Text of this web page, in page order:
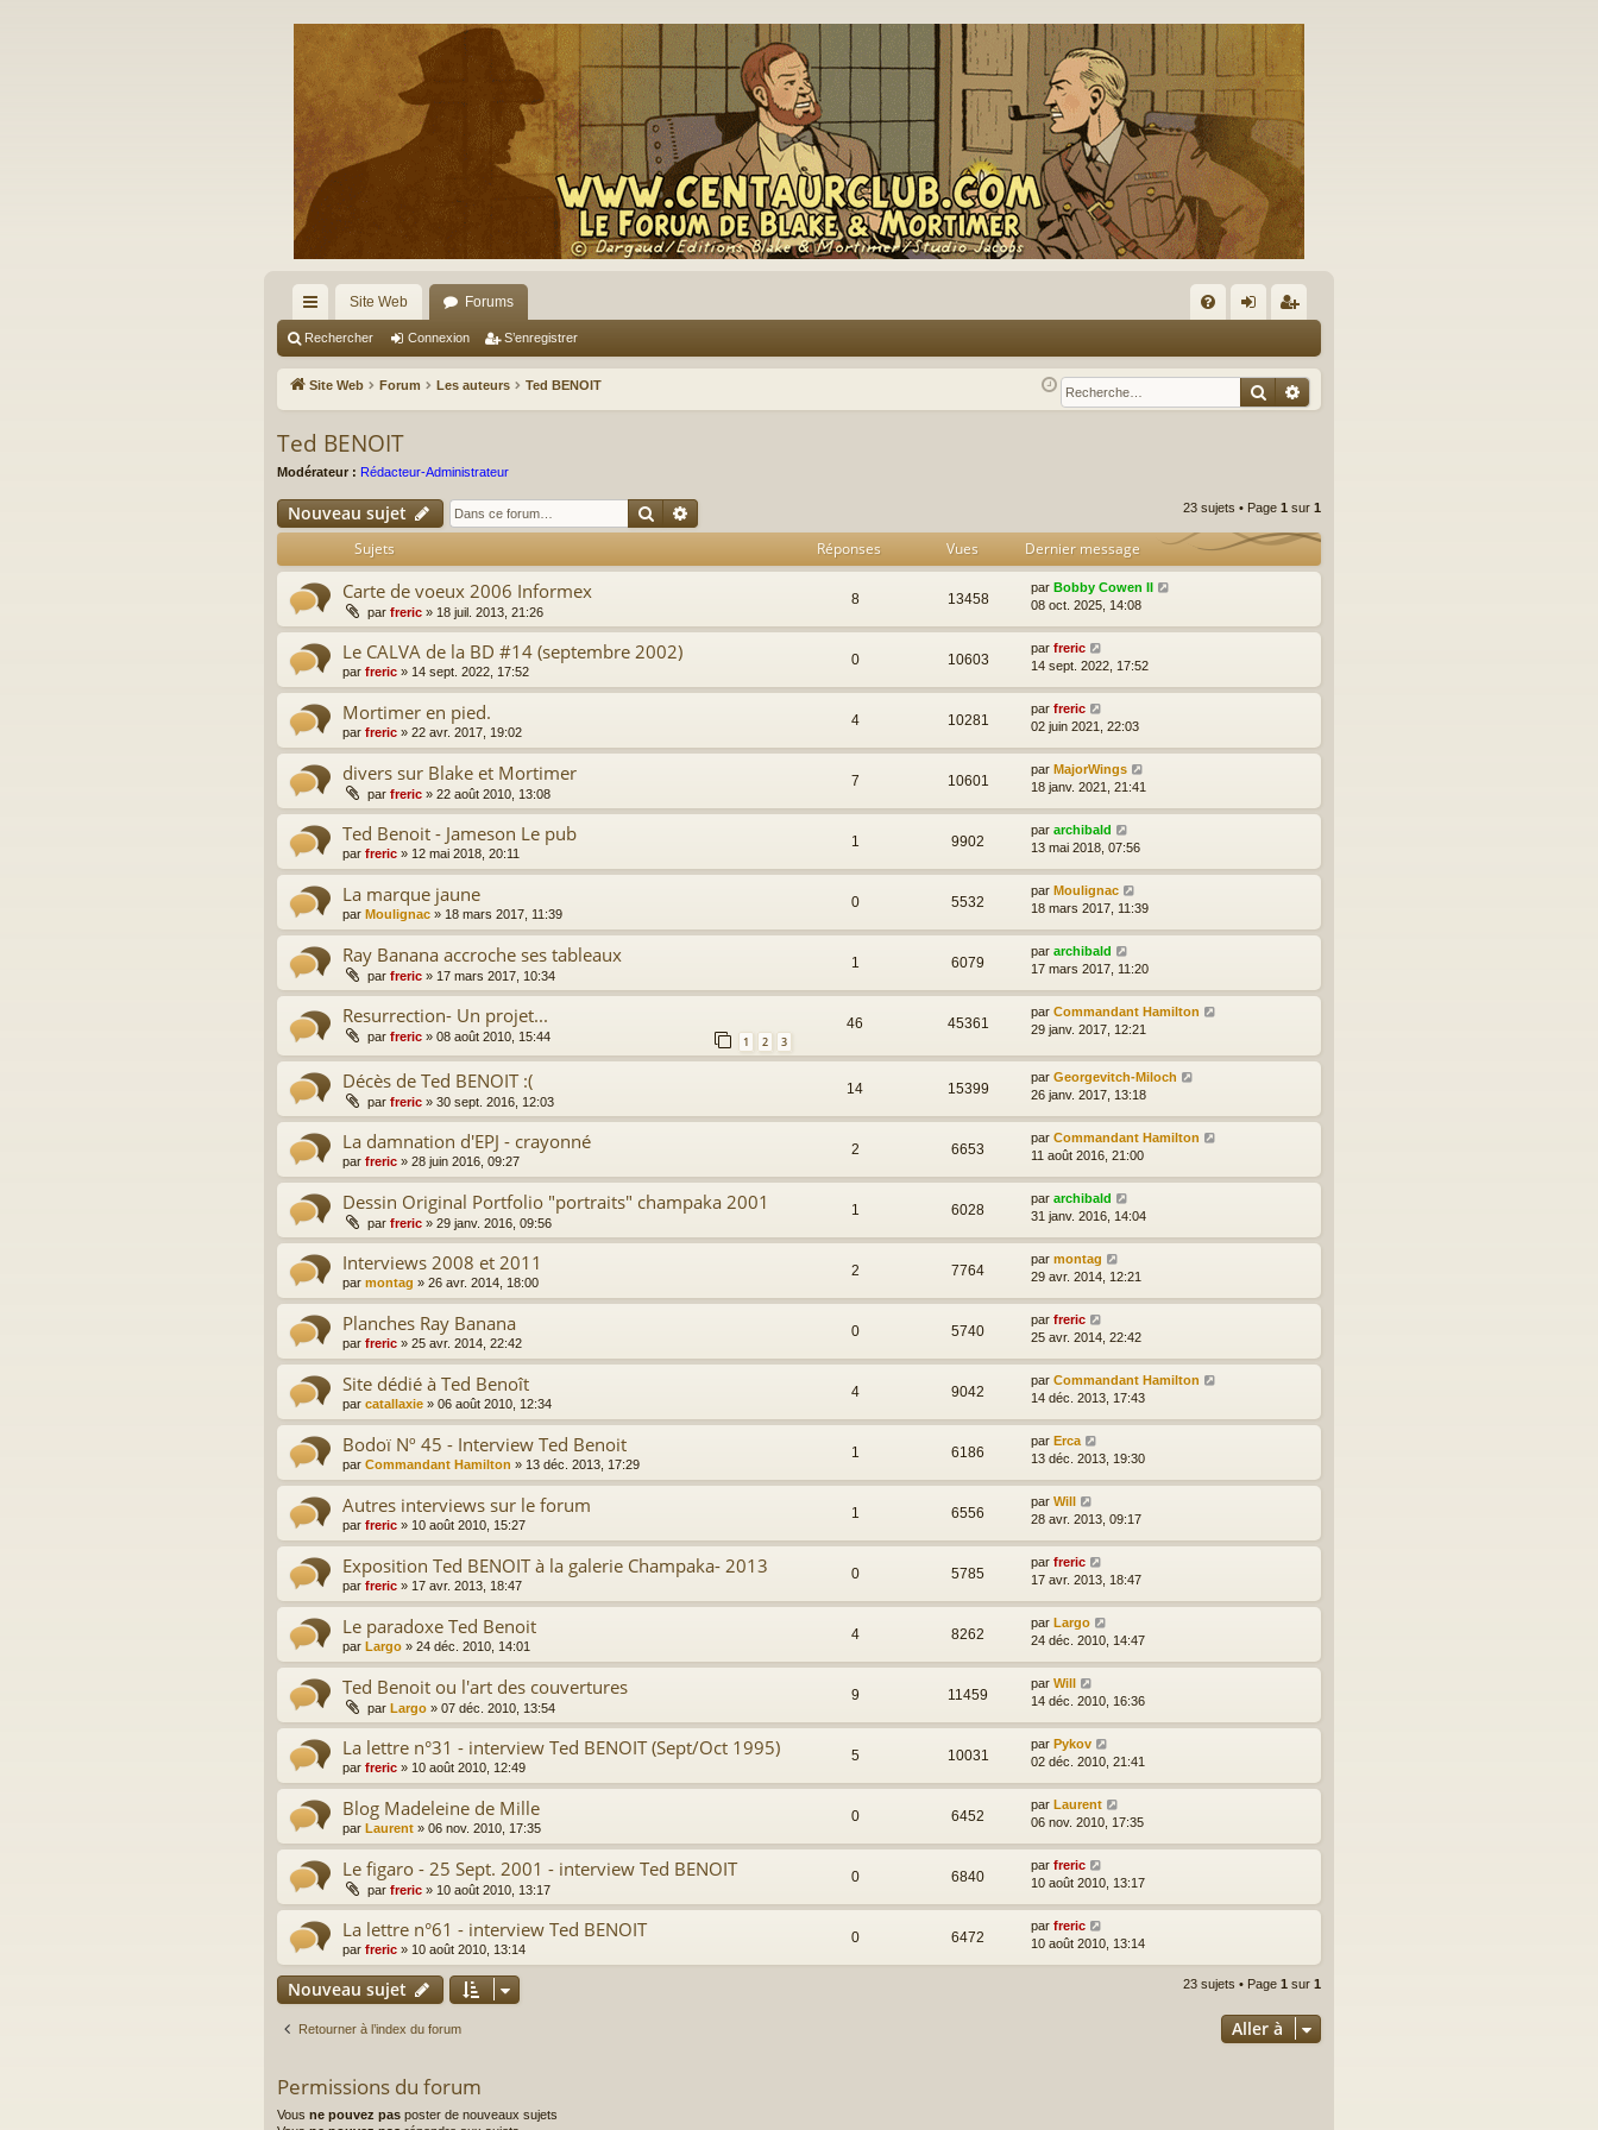
cc
ès
ra
pi
de
Site Web Forums
Q ne
xi
nr
eg
r
Rechercher Connexion S’enregistrer
Site Web Forum Les auteurs Ted BENOIT Rechercher
Recherche avancée
Ted BENOIT
Modérateur : Rédacteur-Administrateur
Nouveau sujet Rechercher 23 sujets • Page 1 sur 1
Sujets Réponses Vues Dernier message
Carte de voeux 2006 Informex
par freric » 18 juil. 2013, 21:26
8 13458
par Bobby Cowen II
08 oct. 2025, 14:08
Le CALVA de la BD #14 (septembre 2002)
par freric » 14 sept. 2022, 17:52
0 10603
par freric
14 sept. 2022, 17:52
Mortimer en pied.
par freric » 22 avr. 2017, 19:02
4 10281
par freric
02 juin 2021, 22:03
divers sur Blake et Mortimer
par freric » 22 août 2010, 13:08
7 10601
par MajorWings
18 janv. 2021, 21:41
Ted Benoit - Jameson Le pub
par freric » 12 mai 2018, 20:11
1 9902
par archibald
13 mai 2018, 07:56
La marque jaune
par Moulignac » 18 mars 2017, 11:39
0 5532
par Moulignac
18 mars 2017, 11:39
Ray Banana accroche ses tableaux
par freric » 17 mars 2017, 10:34
1 6079
par archibald
17 mars 2017, 11:20
Resurrection- Un projet...
par freric » 08 août 2010, 15:44 1 2 3
46 45361
par Commandant Hamilton
29 janv. 2017, 12:21
Décès de Ted BENOIT :(
par freric » 30 sept. 2016, 12:03
14 15399
par Georgevitch-Miloch
26 janv. 2017, 13:18
La damnation d'EPJ - crayonné
par freric » 28 juin 2016, 09:27
2 6653
par Commandant Hamilton
11 août 2016, 21:00
Dessin Original Portfolio "portraits" champaka 2001
par freric » 29 janv. 2016, 09:56
1 6028
par archibald
31 janv. 2016, 14:04
Interviews 2008 et 2011
par montag » 26 avr. 2014, 18:00
2 7764
par montag
29 avr. 2014, 12:21
Planches Ray Banana
par freric » 25 avr. 2014, 22:42
0 5740
par freric
25 avr. 2014, 22:42
Site dédié à Ted Benoît
par catallaxie » 06 août 2010, 12:34
4 9042
par Commandant Hamilton
14 déc. 2013, 17:43
Bodoï Nº 45 - Interview Ted Benoit
par Commandant Hamilton » 13 déc. 2013, 17:29
1 6186
par Erca
13 déc. 2013, 19:30
Autres interviews sur le forum
par freric » 10 août 2010, 15:27
1 6556
par Will
28 avr. 2013, 09:17
Exposition Ted BENOIT à la galerie Champaka- 2013
par freric » 17 avr. 2013, 18:47
0 5785
par freric
17 avr. 2013, 18:47
Le paradoxe Ted Benoit
par Largo » 24 déc. 2010, 14:01
4 8262
par Largo
24 déc. 2010, 14:47
Ted Benoit ou l'art des couvertures
par Largo » 07 déc. 2010, 13:54
9 11459
par Will
14 déc. 2010, 16:36
La lettre n°31 - interview Ted BENOIT (Sept/Oct 1995)
par freric » 10 août 2010, 12:49
5 10031
par Pykov
02 déc. 2010, 21:41
Blog Madeleine de Mille
par Laurent » 06 nov. 2010, 17:35
0 6452
par Laurent
06 nov. 2010, 17:35
Le figaro - 25 Sept. 2001 - interview Ted BENOIT
par freric » 10 août 2010, 13:17
0 6840
par freric
10 août 2010, 13:17
La lettre n°61 - interview Ted BENOIT
par freric » 10 août 2010, 13:14
0 6472
par freric
10 août 2010, 13:14
Nouveau sujet 23 sujets • Page 1 sur 1
Retourner à l’index du forum Aller à
Permissions du forum
Vous ne pouvez pas poster de nouveaux sujets